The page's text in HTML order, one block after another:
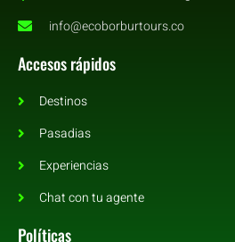
info@ecoborburtours.co
Accesos rápidos
Destinos
Pasadias
Experiencias
Chat con tu agente
Políticas